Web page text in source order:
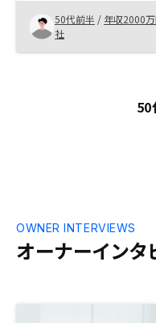
50代前半 / 年収2000
社
50
オーナーインタ
OWNER INTERVIEWS